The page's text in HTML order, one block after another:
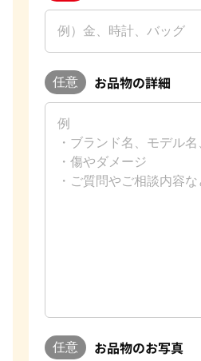
任意 お品物の詳細
任意 お品物のお写真